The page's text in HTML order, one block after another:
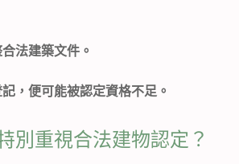
法建築文件。
，便可能被認定資格不足。
別重視合法建物認定？